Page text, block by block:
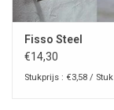
Fisso Steel
€14,30
Stukprijs : €3,58 / Stuk